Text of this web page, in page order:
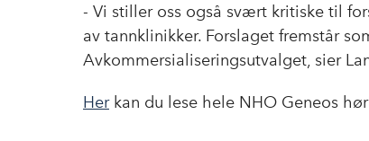
- Vi stiller oss også svært kritiske til
av tannklinikker. Forslaget fremstår
Avkommersialiseringsutvalget, sier
Herkan du lese hele NHO Geneos